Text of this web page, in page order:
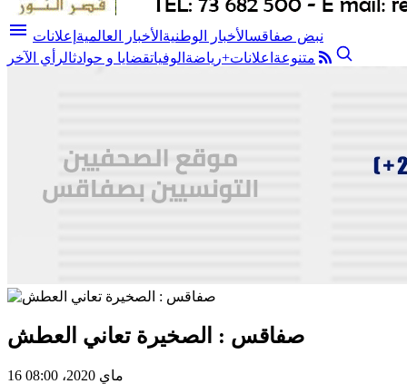
menu نبض صفاقسالأخبار الوطنية الأخبار العالمية إعلانات
متنوعة اعلانات+رياضة الوفياتقضايا و حوادثالرأي الآخر
صفاقس : الصخيرة تعاني العطش
16 ماي 2020، 08:00